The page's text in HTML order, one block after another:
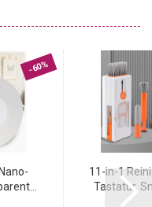
-60%
11-in-1
Tastatur,